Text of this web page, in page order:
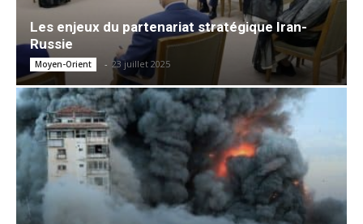
Les enjeux du partenariat stratégique Iran-
Russie
Moyen-Orient - 23 juillet 2025